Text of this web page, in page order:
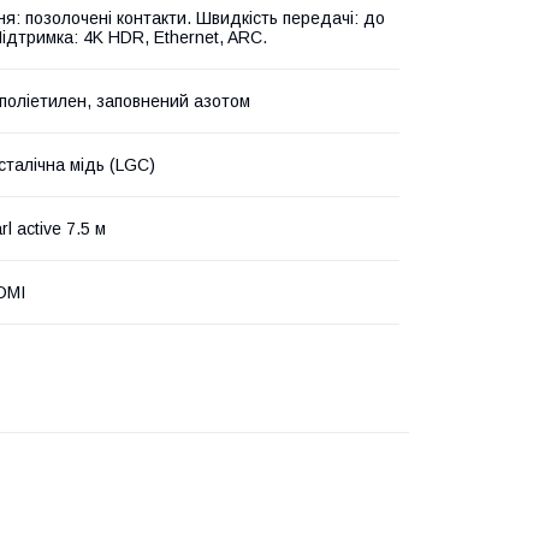
позолочені контакти. Швидкість передачі: до
4K HDR, Ethernet, ARC.
заповнений азотом
мідь (LGC)
active 7.5 м